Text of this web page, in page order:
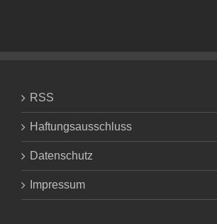
RSS
Haftungsausschluss
Datenschutz
Impressum